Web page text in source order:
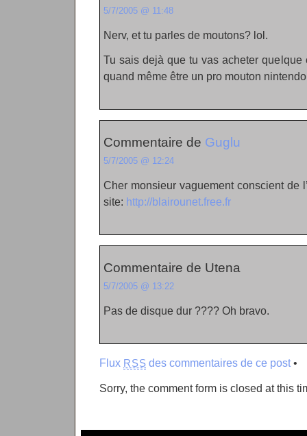
5/7/2005 @ 11:48
Nerv, et tu parles de moutons? lol.
Tu sais dejà que tu vas acheter
quand même être un pro mouton
Commentaire de Guglu
5/7/2005 @ 12:24
Cher monsieur vaguement conscient de
site: http://blairounet.free.fr
Commentaire de Utena
5/7/2005 @ 13:22
Pas de disque dur ???? Oh bravo.
Flux RSS des commentaires de ce post•
Sorry, the comment form is closed at this